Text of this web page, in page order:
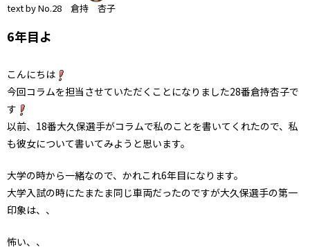
text by No.28 倉持 杏子
6年目よ
こんにちは
今回コラムを担当させていただくことになりました28番倉持杏子で
す
以前、18番大久保選手がコラムで私のことを書いてくれたので、私
も彼女について書いてみようと思います。
大学の時から一緒なので、かれこれ6年目になります。
大学入試の時にたまたま同じ車両だったのですが大久保選手の第一
印象は、、
怖い、、